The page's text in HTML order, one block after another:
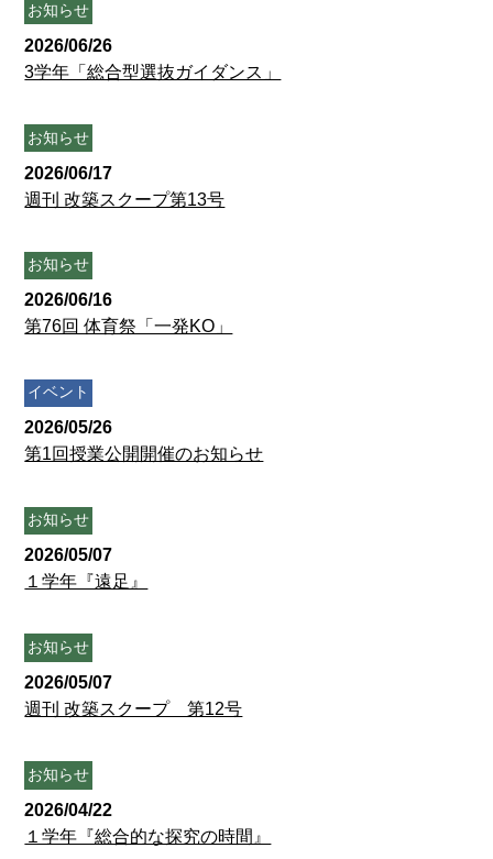
お知らせ
2026/06/26
3学年「総合型選抜ガイダンス」
お知らせ
2026/06/17
週刊 改築スクープ第13号
お知らせ
2026/06/16
第76回 体育祭「一発KO」
イベント
2026/05/26
第1回授業公開開催のお知らせ
お知らせ
2026/05/07
１学年『遠足』
お知らせ
2026/05/07
週刊 改築スクープ 第12号
お知らせ
2026/04/22
１学年『総合的な探究の時間』